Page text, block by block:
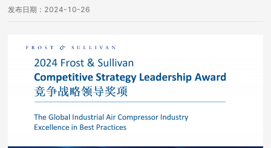
发布日期：2024-10-26